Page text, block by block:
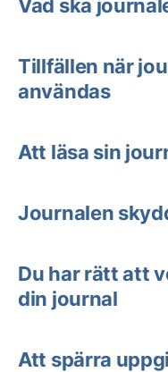
Vad ska
Tillfällen när
användas
Att läsa sin
Journalen
Du har rätt att
din journal
Att spärra